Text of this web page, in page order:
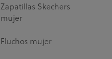
Zapatillas Skechers
mujer
Fluchos mujer